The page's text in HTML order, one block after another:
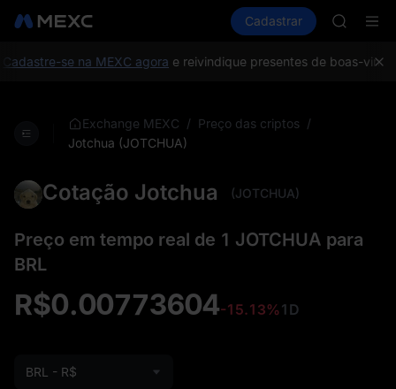
Mercados Spot Futuros
Cadastrar
BLESS
CYS
se na MEXC agorae reivindique presentes de boas-vindas
Exchange MEXC / Preço das criptos /
Jotchua (JOTCHUA)
Cotação Jotchua (JOTCHUA)
Preço em tempo real de 1 JOTCHUA para
BRL
R$0.00773604-15.13%1D
BRL - R$